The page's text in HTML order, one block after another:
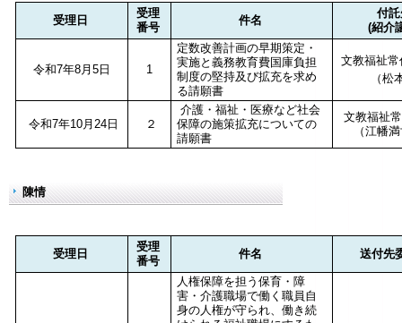
受理日
受理
番号
件名
付
(紹介
令和7年8月5日 1
定数改善計画の早期策定・
実施と義務教育費国庫負担
制度の堅持及び拡充を求め
る請願書
文教福祉
（松本
令和7年10月24日 ２
介護・福祉・医療など社会
保障の施策拡充についての
請願書
文教福祉
（江幡
陳情
受理日
受理
番号
件名 送付先
人権保障を担う保育・障
害・介護職場で働く職員自
身の人権が守られ、働き続